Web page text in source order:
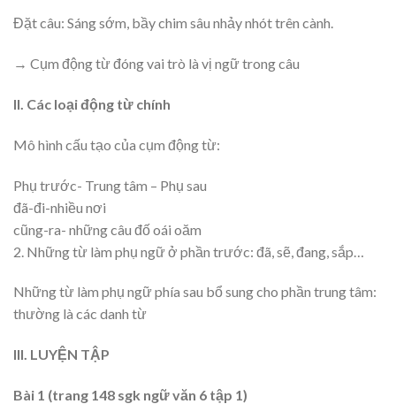
Đặt câu: Sáng sớm, bầy chim sâu nhảy nhót trên cành.
→ Cụm động từ đóng vai trò là vị ngữ trong câu
II. Các loại động từ chính
Mô hình cấu tạo của cụm động từ:
Phụ trước- Trung tâm – Phụ sau
đã-đi-nhiều nơi
cũng-ra- những câu đố oái oăm
2. Những từ làm phụ ngữ ở phần trước: đã, sẽ, đang, sắp…
Những từ làm phụ ngữ phía sau bổ sung cho phần trung tâm:
thường là các danh từ
III. LUYỆN TẬP
Bài 1 (trang 148 sgk ngữ văn 6 tập 1)